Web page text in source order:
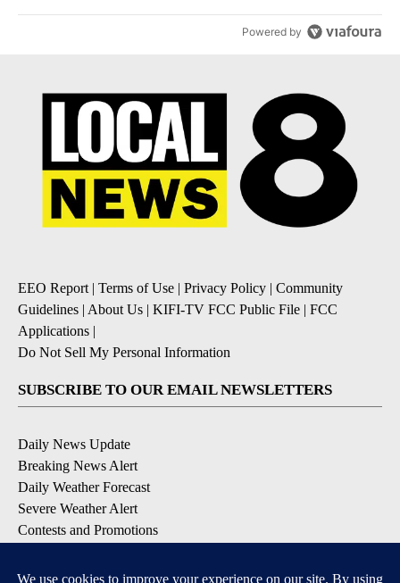
Powered by
EEO Report| Terms of Use | Privacy Policy | Community
Guidelines | About Us | KIFI-TV FCC Public File | FCC
Applications |
Do Not Sell My Personal Information
SUBSCRIBE TO OUR EMAIL NEWSLETTERS
Daily News Update
Breaking News Alert
Daily Weather Forecast
Severe Weather Alert
Contests and Promotions